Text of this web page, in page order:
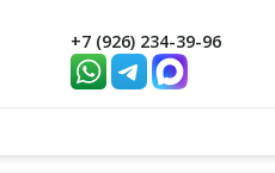
+7 (926) 234-39-96